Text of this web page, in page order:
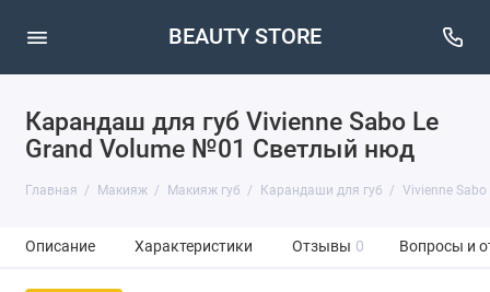
BEAUTY STORE
Карандаш для губ Vivienne Sabo Le
Grand Volume №01 Светлый нюд
Главная Макияж Макияж губ Карандаши для губ Vivienne Sabo
Описание Характеристики Отзывы 0 Вопросы и